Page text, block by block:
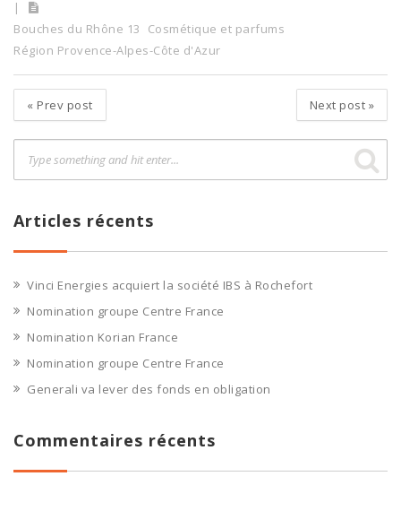
Bouches du Rhône 13
Cosmétique et parfums
Région Provence-Alpes-Côte d'Azur
« Prev post Next post »
Articles récents
Vinci Energies acquiert la société IBS à Rochefort
Nomination groupe Centre France
Nomination Korian France
Nomination groupe Centre France
Generali va lever des fonds en obligation
Commentaires récents